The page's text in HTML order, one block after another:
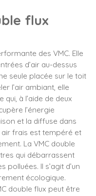
flux
des VMC. Elle
d’air au-dessus
seule placée sur le toit
l’air ambiant, elle
à l’aide de deux
l’énergie
et la diffuse dans
air frais est tempéré et
La VMC double
qui débarrassent
polluées. Il s’agit d’un
écologique.
double flux peut être